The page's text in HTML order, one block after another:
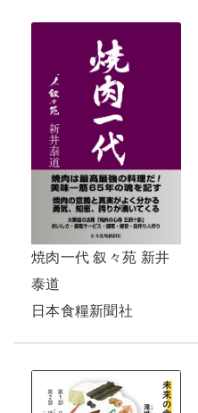
焼肉一代 叙々苑 新井
泰道
日本食糧新聞社